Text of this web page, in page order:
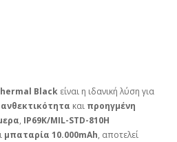
Black είναι η ιδανική λύση για
και προηγμένη
, IP69K/MIL-STD-810H
μπαταρία 10.000mAh, αποτελεί